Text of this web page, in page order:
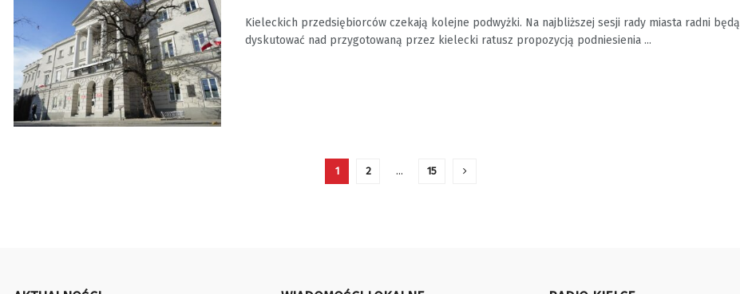
Kieleckich przedsiębiorców czekają kolejne podwyżki. Na najbliższej sesji rady miasta radni będą
dyskutować nad przygotowaną przez kielecki ratusz propozycją podniesienia ...
1 2 … 15